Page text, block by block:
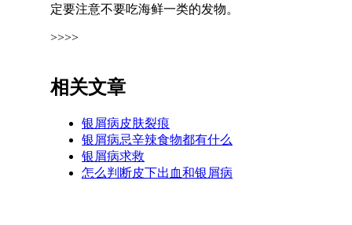
定要注意不要吃海鲜一类的发物。
>>>>
相关文章
银屑病皮肤裂痕
银屑病忌辛辣食物都有什么
银屑病求救
怎么判断皮下出血和银屑病